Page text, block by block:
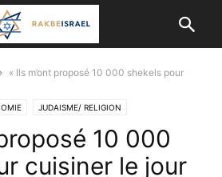
« Ils m’ont proposé 10 000 shekels pour
JUDAISME/ RELIGION
10 000
cuisiner le jour